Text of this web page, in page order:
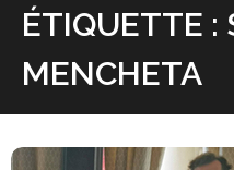
Réalisation
ÉTIQUETTE :
MENCHETA